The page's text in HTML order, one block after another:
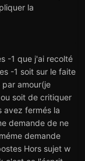
la
-1 que j'ai recolté
-1 soit sur le faite
amour(je
soit de critiquer
avez fermés la
demande de ne
demande
Hors sujet w